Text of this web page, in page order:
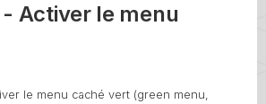
- Activer le menu
le menu caché vert (green menu,